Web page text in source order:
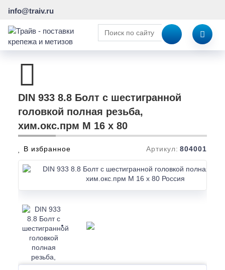
info@traiv.ru
DIN 933 8.8 Болт с шестигранной
головкой полная резьба,
хим.окс.прм M 16 x 80
В избранное Артикул: 804001